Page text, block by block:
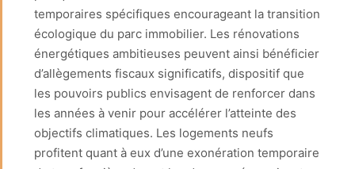
temporaires spécifiques encourageant la transition
écologique du parc immobilier. Les rénovations
énergétiques ambitieuses peuvent ainsi bénéficier
d’allègements fiscaux significatifs, dispositif que
les pouvoirs publics envisagent de renforcer dans
les années à venir pour accélérer l’atteinte des
objectifs climatiques. Les logements neufs
profitent quant à eux d’une exonération temporaire